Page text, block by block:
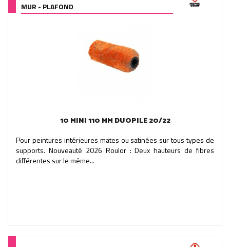
MUR - PLAFOND
10 MINI 110 MM DUOPILE 20/22
Pour peintures intérieures mates ou satinées sur tous types de
supports. Nouveauté 2026 Roulor : Deux hauteurs de fibres
différentes sur le même...